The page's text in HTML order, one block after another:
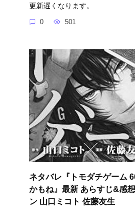
更新遅くなります。
0 501
ネタバレ『トモダチゲーム
かもね』最新 あらすじ&感
ン 山口ミコト 佐藤友生